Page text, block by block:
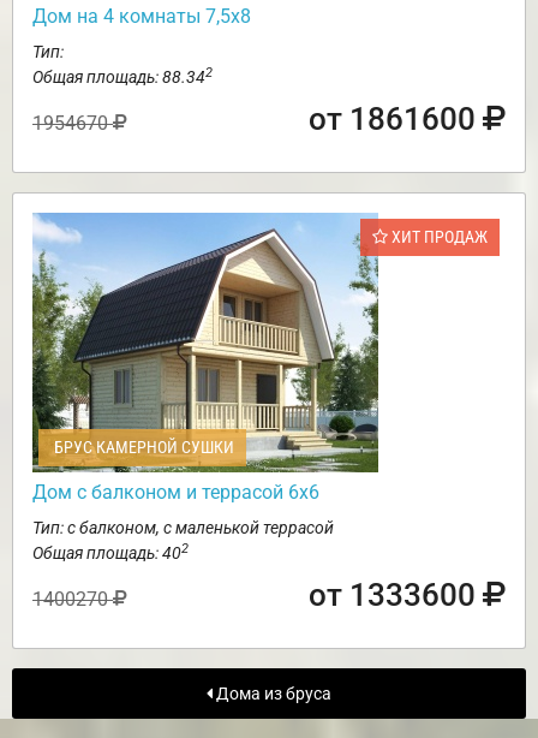
Дом на 4 комнаты 7,5х8
Тип:
Общая площадь: 88.342
1954670 от 1861600
ХИТ ПРОДАЖ
БРУС КАМЕРНОЙ СУШКИ
Дом с балконом и террасой 6х6
Тип: с балконом, с маленькой террасой
Общая площадь: 402
1400270 от 1333600
Дома из бруса